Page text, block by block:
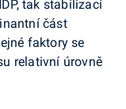
tak stabilizací
část
faktory se
relativní úrovně